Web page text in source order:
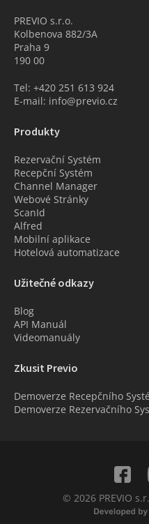
PREVIO s.r.o.
Kolbenova 882/3A
Praha 9
190 00
Tel: +420 251 613 924
E-mail: info@previo.cz
Produkty
Rezervační Systém
Recepční Systém
Channel Manager
Webové Stránky
ScanId
Alfred
Mobilní aplikace
Hotelová automatizace
Užitečné odkazy
Blog
API Manuál
Videomanuály
Zkusit Previo
Demoverze Recepčního
Demoverze Rezervačního
© 2026 PREVIO